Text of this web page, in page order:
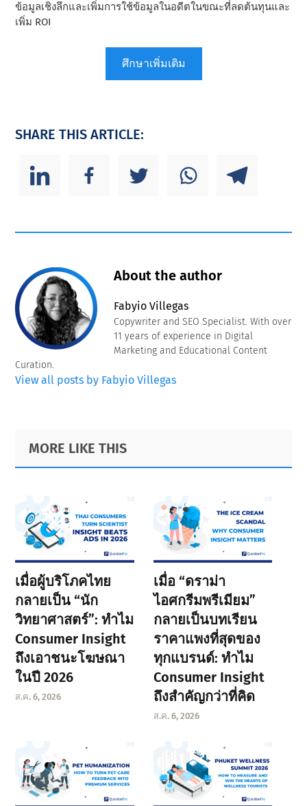
ข้อมูลเชิงลึกและเพิ่มการใช้ข้อมูลในอดีตในขณะที่ลดต้นทุนและ
เพิ่ม ROI
ศึกษาเพิ่มเติม
SHARE THIS ARTICLE:
About the author
Fabyio Villegas
Copywriter and SEO Specialist. With over
11 years of experience in Digital
Marketing and Educational Content
Curation.
View all posts by Fabyio Villegas
Primary
Sidebar
Footer
MORE LIKE THIS
เมื่อผู้บริโภคไทย
กลายเป็น “นัก
วิทยาศาสตร์”: ทำไม
Consumer Insight
ถึงเอาชนะโฆษณา
ในปี 2026
ส.ค. 6, 2026
เมื่อ “ดราม่า
ไอศกรีมพรีเมียม”
กลายเป็นบทเรียน
ราคาแพงที่สุดของ
ทุกแบรนด์: ทำไม
Consumer Insight
ถึงสำคัญกว่าที่คิด
ส.ค. 6, 2026